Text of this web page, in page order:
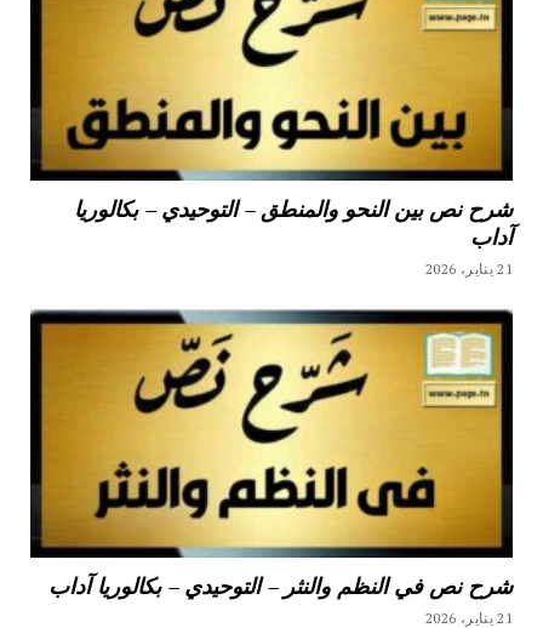
شرح نص بين النحو والمنطق – التوحيدي – بكالوريا
آداب
21 يناير، 2026
شرح نص في النظم والنثر – التوحيدي – بكالوريا آداب
21 يناير، 2026